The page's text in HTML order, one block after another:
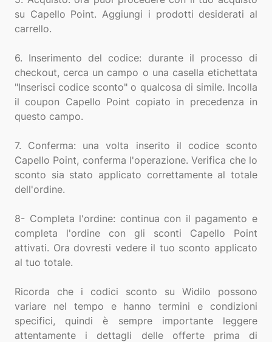
su Capello Point. Aggiungi i prodotti desiderati al
carrello.
6. Inserimento del codice: durante il processo di
checkout, cerca un campo o una casella etichettata
"Inserisci codice sconto" o qualcosa di simile. Incolla
il coupon Capello Point copiato in precedenza in
questo campo.
7. Conferma: una volta inserito il codice sconto
Capello Point, conferma l'operazione. Verifica che lo
sconto sia stato applicato correttamente al totale
dell'ordine.
8- Completa l'ordine: continua con il pagamento e
completa l'ordine con gli sconti Capello Point
attivati. Ora dovresti vedere il tuo sconto applicato
al tuo totale.
Ricorda che i codici sconto su Widilo possono
variare nel tempo e hanno termini e condizioni
specifici, quindi è sempre importante leggere
attentamente i dettagli delle offerte prima di